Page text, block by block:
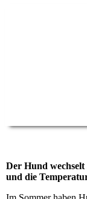
Der Hund
und die